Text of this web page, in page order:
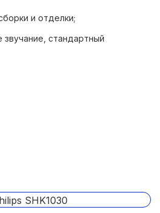
и отделки;
звучание, стандартный